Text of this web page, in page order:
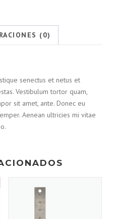
(0)
senectus et netus et
Vestibulum tortor quam,
sit amet, ante. Donec eu
Aenean ultricies mi vitae